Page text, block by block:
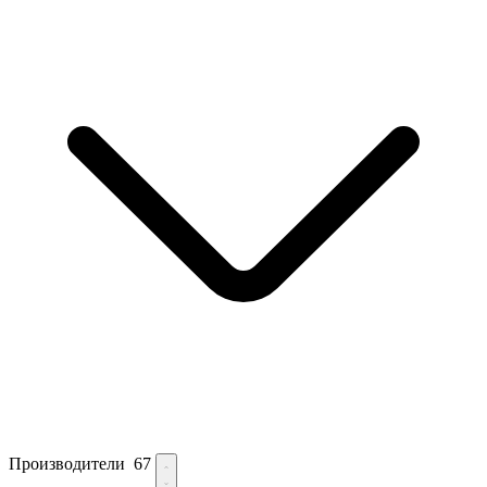
Производители 67